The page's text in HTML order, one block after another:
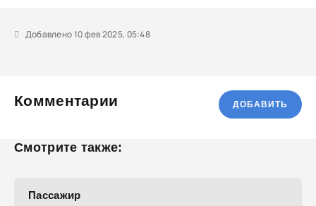
Добавлено 10 фев 2025, 05:48
Комментарии ДОБАВИТЬ
Смотрите также:
Пассажир